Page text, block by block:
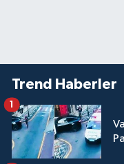
Trend Haberler
1